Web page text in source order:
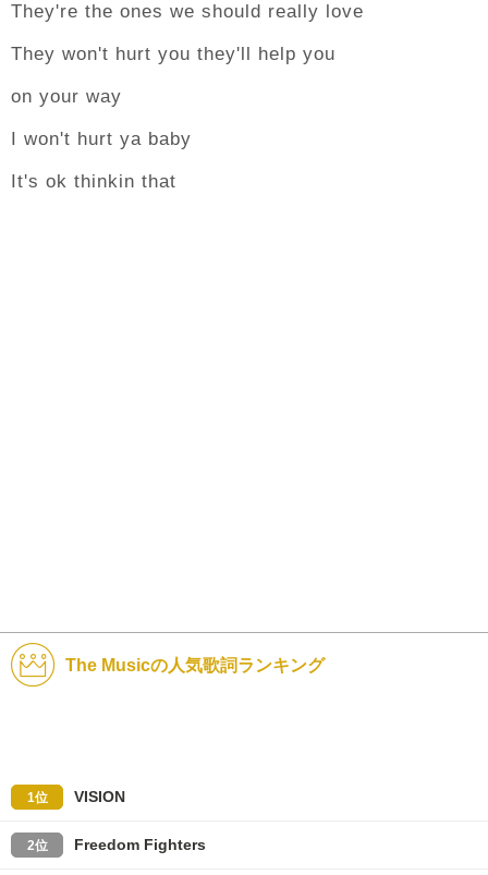
They're the ones we should really love
They won't hurt you they'll help you
on your way
I won't hurt ya baby
It's ok thinkin that
The Musicの人気歌詞ランキング
1位 VISION
2位 Freedom Fighters